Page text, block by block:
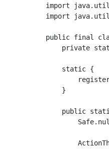
import
import
public final
private
    static {
    }
public